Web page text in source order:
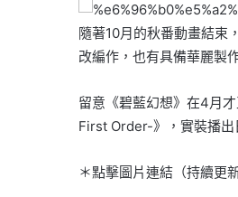
隨著10月的秋番動畫結束
改編作，也有具備華麗製
留意《碧藍幻想》在4月
First Order-》，實裝播出
＊點擊圖片連結（持續更新